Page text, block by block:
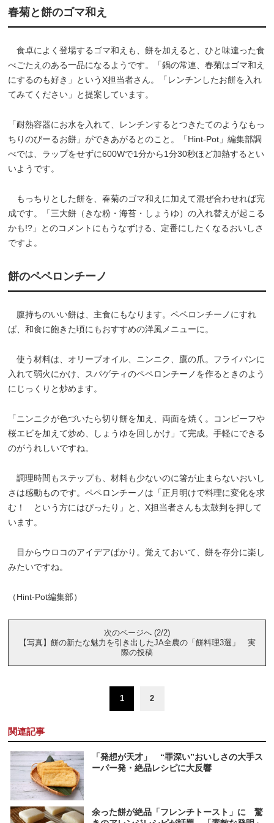
春菊と餅のゴマ和え
食卓によく登場するゴマ和えも、餅を加えると、ひと味違った食
べごたえのある一品になるようです。「鍋の常連、春菊はゴマ和え
にするのも好き」というX担当者さん。「レンチンしたお餅を入れ
てみてください」と提案しています。
「耐熱容器にお水を入れて、レンチンするとつきたてのようなもっ
ちりのびーるお餅」ができあがるとのこと。「Hint-Pot」編集部調
べでは、ラップをせずに600Wで1分から1分30秒ほど加熱するとい
いようです。
もっちりとした餅を、春菊のゴマ和えに加えて混ぜ合わせれば完
成です。「三大餅（きな粉・海苔・しょうゆ）の入れ替えが起こる
かも!?」とのコメントにもうなずける、定番にしたくなるおいしさ
ですよ。
餅のペペロンチーノ
腹持ちのいい餅は、主食にもなります。ペペロンチーノにすれ
ば、和食に飽きた頃にもおすすめの洋風メニューに。
使う材料は、オリーブオイル、ニンニク、鷹の爪。フライパンに
入れて弱火にかけ、スパゲティのペペロンチーノを作るときのよう
にじっくりと炒めます。
「ニンニクが色づいたら切り餅を加え、両面を焼く。コンビーフや
桜エビを加えて炒め、しょうゆを回しかけ」て完成。手軽にできる
のがうれしいですね。
調理時間もステップも、材料も少ないのに箸が止まらないおいし
さは感動ものです。ペペロンチーノは「正月明けで料理に変化を求
む！ という方にはぴったり」と、X担当者さんも太鼓判を押して
います。
目からウロコのアイデアばかり。覚えておいて、餅を存分に楽し
みたいですね。
（Hint-Pot編集部）
次のページへ (2/2)
【写真】餅の新たな魅力を引き出したJA全農の「餅料理3選」 実
際の投稿
1 2
関連記事
「発想が天才」 “罪深い”おいしさの大手ス
ーパー発・絶品レシピに大反響
余った餅が絶品「フレンチトースト」に 驚